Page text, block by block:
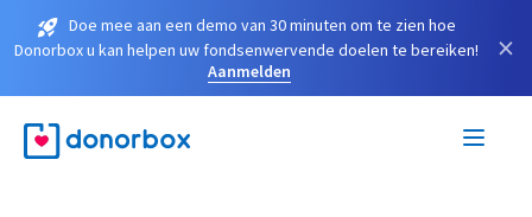
Doe mee aan een demo van 30 minuten om te zien hoe
Donorbox u kan helpen uw fondsenwervende doelen te bereiken!
Aanmelden
×